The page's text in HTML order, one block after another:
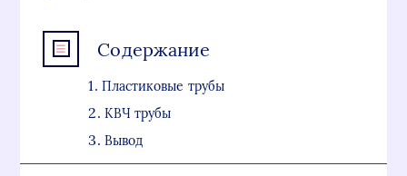
Содержание
Пластиковые трубы
КВЧ трубы
Вывод